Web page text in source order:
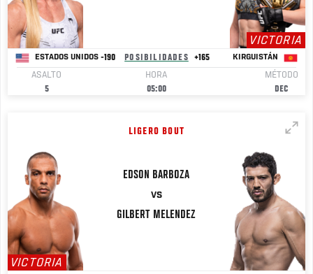
VICTORIA
ESTADOS UNIDOS -190 POSIBILIDADES +165 KIRGUISTÁN
ASALTO
5
HORA
05:00
MÉTODO
DEC
LIGERO BOUT
VICTORIA
EDSON BARBOZA
VS
GILBERT MELENDEZ